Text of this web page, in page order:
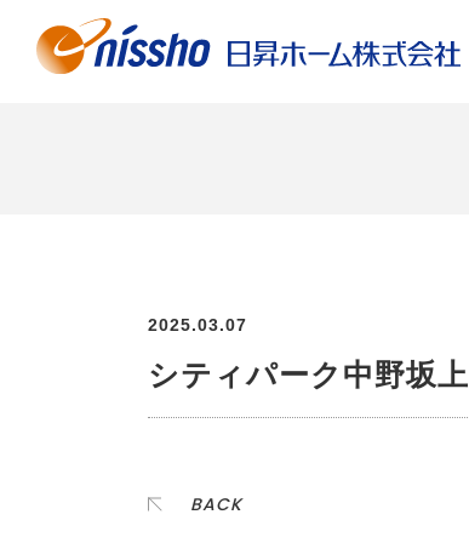
2025.03.07
シティパーク中野坂上
BACK